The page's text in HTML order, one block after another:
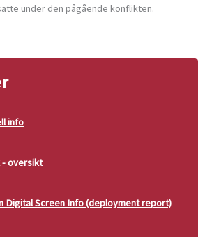
under den pågående konflikten.
info
- oversikt
Digital Screen Info (deployment report)